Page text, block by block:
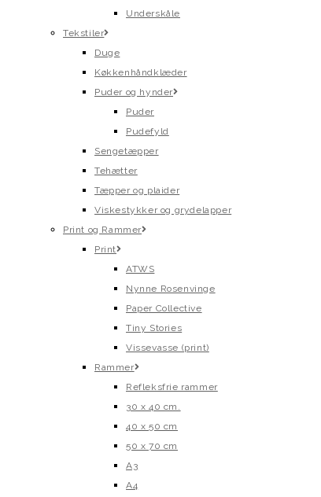
Underskåle
Tekstiler
Duge
Køkkenhåndklæder
Puder og hynder
Puder
Pudefyld
Sengetæpper
Tehætter
Tæpper og plaider
Viskestykker og grydelapper
Print og Rammer
Print
ATWS
Nynne Rosenvinge
Paper Collective
Tiny Stories
Vissevasse (print)
Rammer
Refleksfrie rammer
30 x 40 cm.
40 x 50 cm
50 x 70 cm
A3
A4